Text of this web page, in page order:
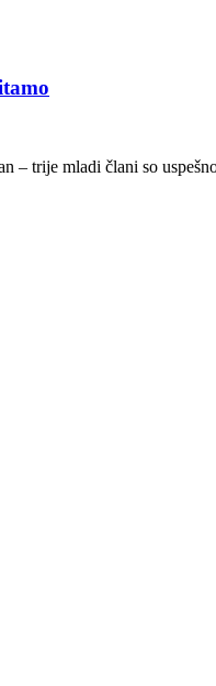
– trije mladi člani so